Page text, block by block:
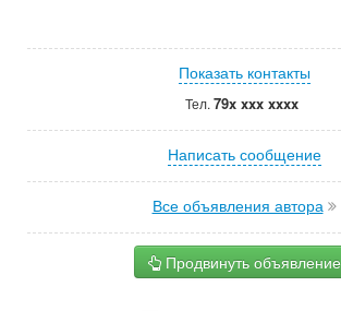
Показать контакты
Тел. 79x xxx xxxx
Написать сообщение
Все объявления автора
Продвинуть объявление